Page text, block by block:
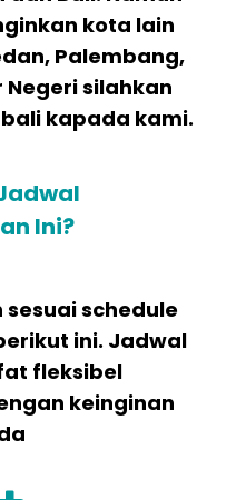
kota lain
Palembang,
Negeri silahkan
kapada kami.
Ini?
schedule
ini. Jadwal
fleksibel
keinginan